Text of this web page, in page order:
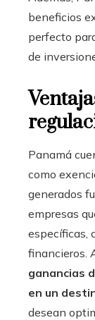
beneficios
perfecto
de
Panamá
como
generados
empresas
específicas,
financieros.
ganancias
en un
desean